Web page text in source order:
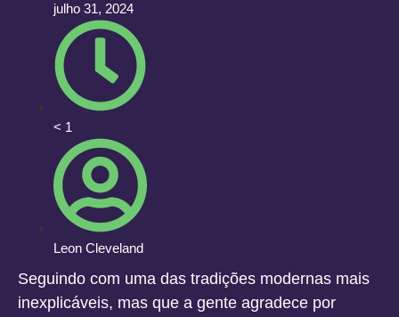
julho 31, 2024
< 1
Leon Cleveland
Seguindo com uma das tradições modernas mais
inexplicáveis, mas que a gente agradece por